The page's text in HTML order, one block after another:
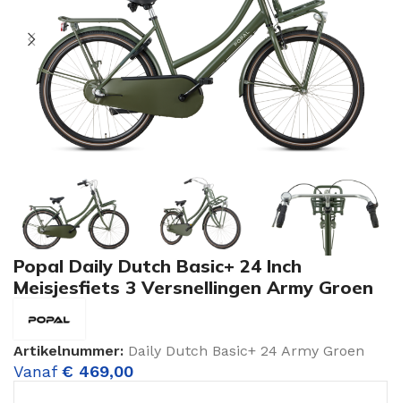
Popal Daily Dutch Basic+ 24 Inch
Meisjesfiets 3 Versnellingen Army Groen
Artikelnummer: Daily Dutch Basic+ 24 Army Groen
Vanaf € 469,00